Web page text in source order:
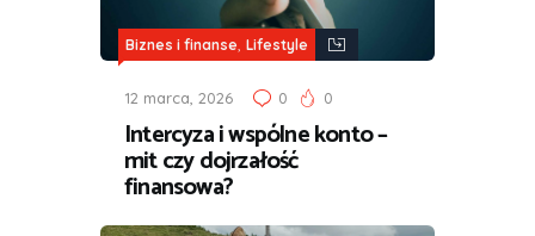
Biznes i finanse, Lifestyle
12 marca, 2026 0 0
Intercyza i wspólne konto –
mit czy dojrzałość
finansowa?